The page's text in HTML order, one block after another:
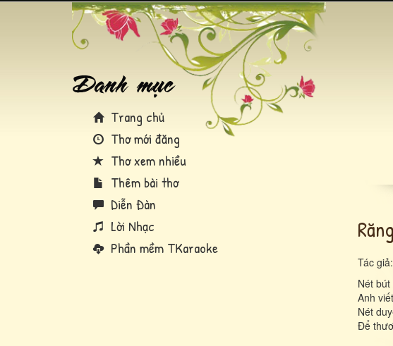
Trang chủ
Thơ mới đăng
Thơ xem nhiều
Thêm bài thơ
Diễn Đàn
Lời Nhạc
Phần mềm TKaraoke
Tác giả:
Nét
Anh
Nét
Để